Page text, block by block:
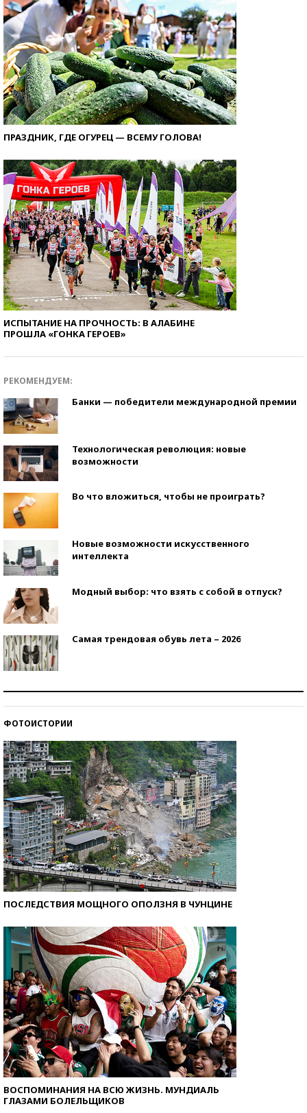
ПРАЗДНИК, ГДЕ ОГУРЕЦ — ВСЕМУ ГОЛОВА!
ИСПЫТАНИЕ НА ПРОЧНОСТЬ: В АЛАБИНЕ
ПРОШЛА «ГОНКА ГЕРОЕВ»
РЕКОМЕНДУЕМ:
Банки — победители международной премии
Технологическая революция: новые
возможности
Во что вложиться, чтобы не проиграть?
Новые возможности искусственного
интеллекта
Модный выбор: что взять с собой в отпуск?
Самая трендовая обувь лета – 2026
ФОТОИСТОРИИ
ПОСЛЕДСТВИЯ МОЩНОГО ОПОЛЗНЯ В ЧУНЦИНЕ
ВОСПОМИНАНИЯ НА ВСЮ ЖИЗНЬ. МУНДИАЛЬ
ГЛАЗАМИ БОЛЕЛЬЩИКОВ